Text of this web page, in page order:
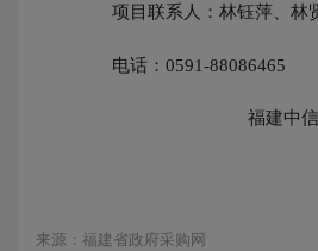
项目联系人：林钰萍、林
电话：0591-88086465
福建中
来源：福建省政府采购网